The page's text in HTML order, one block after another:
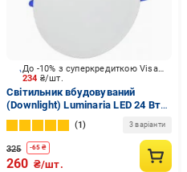
234 ₴/шт.
До -10% з суперкредиткою Visa Вигода
Світильник вбудовуваний
(Downlight) Luminaria LED 24 Вт
5000 К білий RDL-24W 5000K
1 3 варіанти
325 -65 ₴
260 ₴/шт.